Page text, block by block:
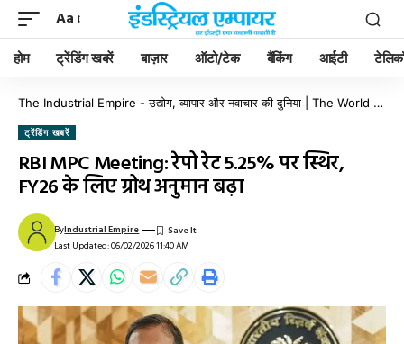
Aa
होम ट्रेंडिंग खबरें बाज़ार ऑटो/टेक बैंकिंग आईटी
The Industrial Empire - उद्योग, व्यापार और नवाचार की दुनिया | The World of Industry, Business & Innovation
ट्रेंडिंग खबरें
RBI MPC Meeting: रेपो रेट 5.25% पर स्थिर,
FY26 के लिए ग्रोथ अनुमान बढ़ा
Last Updated: 06/02/2026 11:40 AM
ByIndustrial Empire